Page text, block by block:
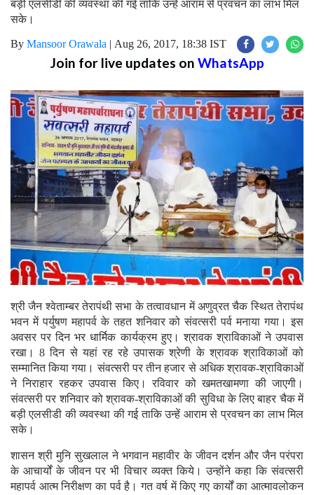
बड़ी एलसीडी की व्यवस्था की गई ताकि उन्हें आराम से प्रवचन का लाभ मिल
सके।
By Mansoor Orawala | Aug 26, 2017, 18:38 IST
Join for live updates on WhatsApp
श्री जैन श्वेताम्बर तेरापंथी सभा के तत्वावधान में अणुव्रत चैक स्थित तेरापंथ
भवन में पर्युषण महापर्व के तहत शनिवार को संवत्सरी पर्व मनाया गया। इस
अवसर पर दिन भर धार्मिक कार्यक्रम हुए। श्रावक श्राविकाओं ने उपवास
रखा। 8 दिन से यहां रह रहे उपासक श्रेणी के श्रावक श्राविकाओं को
सम्मानित किया गया। संवत्सरी पर तीन हजार से अधिक श्रावक-श्राविकाओं
ने निराहार रहकर उपवास किए। रविवार को खमतखामणा की जाएगी।
संवत्सरी पर शनिवार को श्रावक-श्राविकाओं की सुविधा के लिए बाहर चैक में
बड़ी एलसीडी की व्यवस्था की गई ताकि उन्हें आराम से प्रवचन का लाभ मिल
सके।
शासन श्री मुनि सुखलाल ने भगवान महावीर के जीवन दर्शन और जैन परंपरा
के आचार्यों के जीवन पर भी विचार व्यक्त किये। उन्होंने कहा कि संवत्सरी
महापर्व आत्म निरीक्षण का पर्व है। गत वर्ष में किए गए कार्यों का आत्मावलोकन